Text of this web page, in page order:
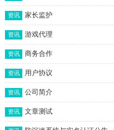
资讯 家长监护
资讯 游戏代理
资讯 商务合作
资讯 用户协议
资讯 公司简介
资讯 文章测试